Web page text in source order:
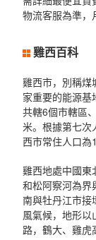
物流客服為準，
雞西百科
雞西市，別稱煤
家重要的能源
共轄6個市轄區
米。根據第七
西市常住人口為
雞西地處中國東
和松阿察河為界
南與牡丹江市接
風氣候，地形
路，鶴大、雞虎